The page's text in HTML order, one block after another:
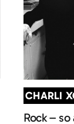
CHARLI
Rock –